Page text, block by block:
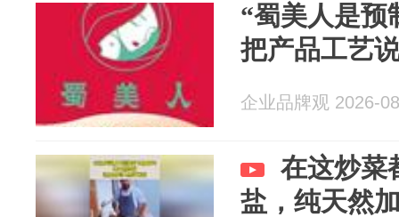
“蜀美人是
把产品工艺
企业品牌观 2026-
在这炒菜
盐，纯天然